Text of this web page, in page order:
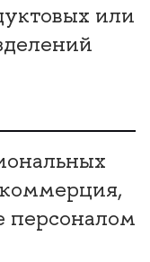
или
персоналом